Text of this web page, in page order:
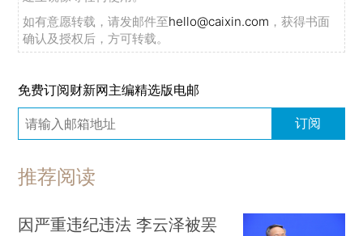
如有意愿转载，请发邮件至hello@caixin.com ，获得书面
确认及授权后，方可转载。
免费订阅财新网主编精选版电邮
订阅
推荐阅读
因严重违纪违法 李云泽被罢